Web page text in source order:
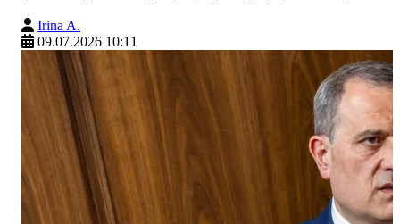
Irina A.
09.07.2026 10:11